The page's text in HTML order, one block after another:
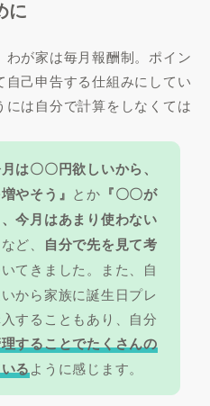
に
が家は毎月報酬制。ポイン
自己申告する仕組みにしてい
には自分で計算をしなくては
月は〇〇円欲しいから、
やそう』 とか 『〇〇が
今月はあまり使わない
など、 自分で先を見て考
てきました。また、自
から家族に誕生日プレ
することもあり、自分
することでたくさんの
るように感じます。